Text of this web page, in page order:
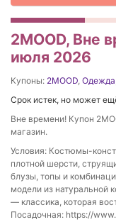
2MOOD, Вне
июля 2026
Купоны: 2MOOD, Одежда
Срок истек, но может
Вне времени! Купон
магазин.
Условия: Костюмы-
плотной шерсти,
блузы, топы и
модели из натуральной
— классика, которая
Посадочная: https://